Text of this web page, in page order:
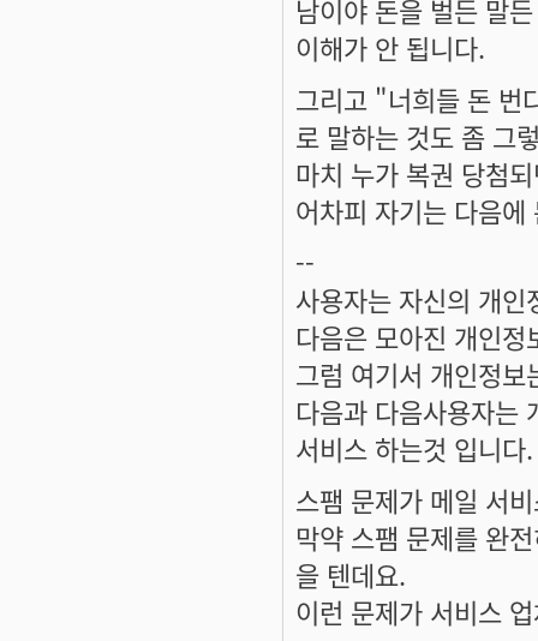
남이야 돈을 벌든 말
이해가 안 됩니다.
그리고 "너희들 돈 번
로 말하는 것도 좀 그
마치 누가 복권 당첨
어차피 자기는 다음
--
사용자는 자신의 개
다음은 모아진 개인
그럼 여기서 개인정보
다음과 다음사용자는
서비스 하는것 입니
스팸 문제가 메일 서
막약 스팸 문제를 완
을 텐데요.
이런 문제가 서비스